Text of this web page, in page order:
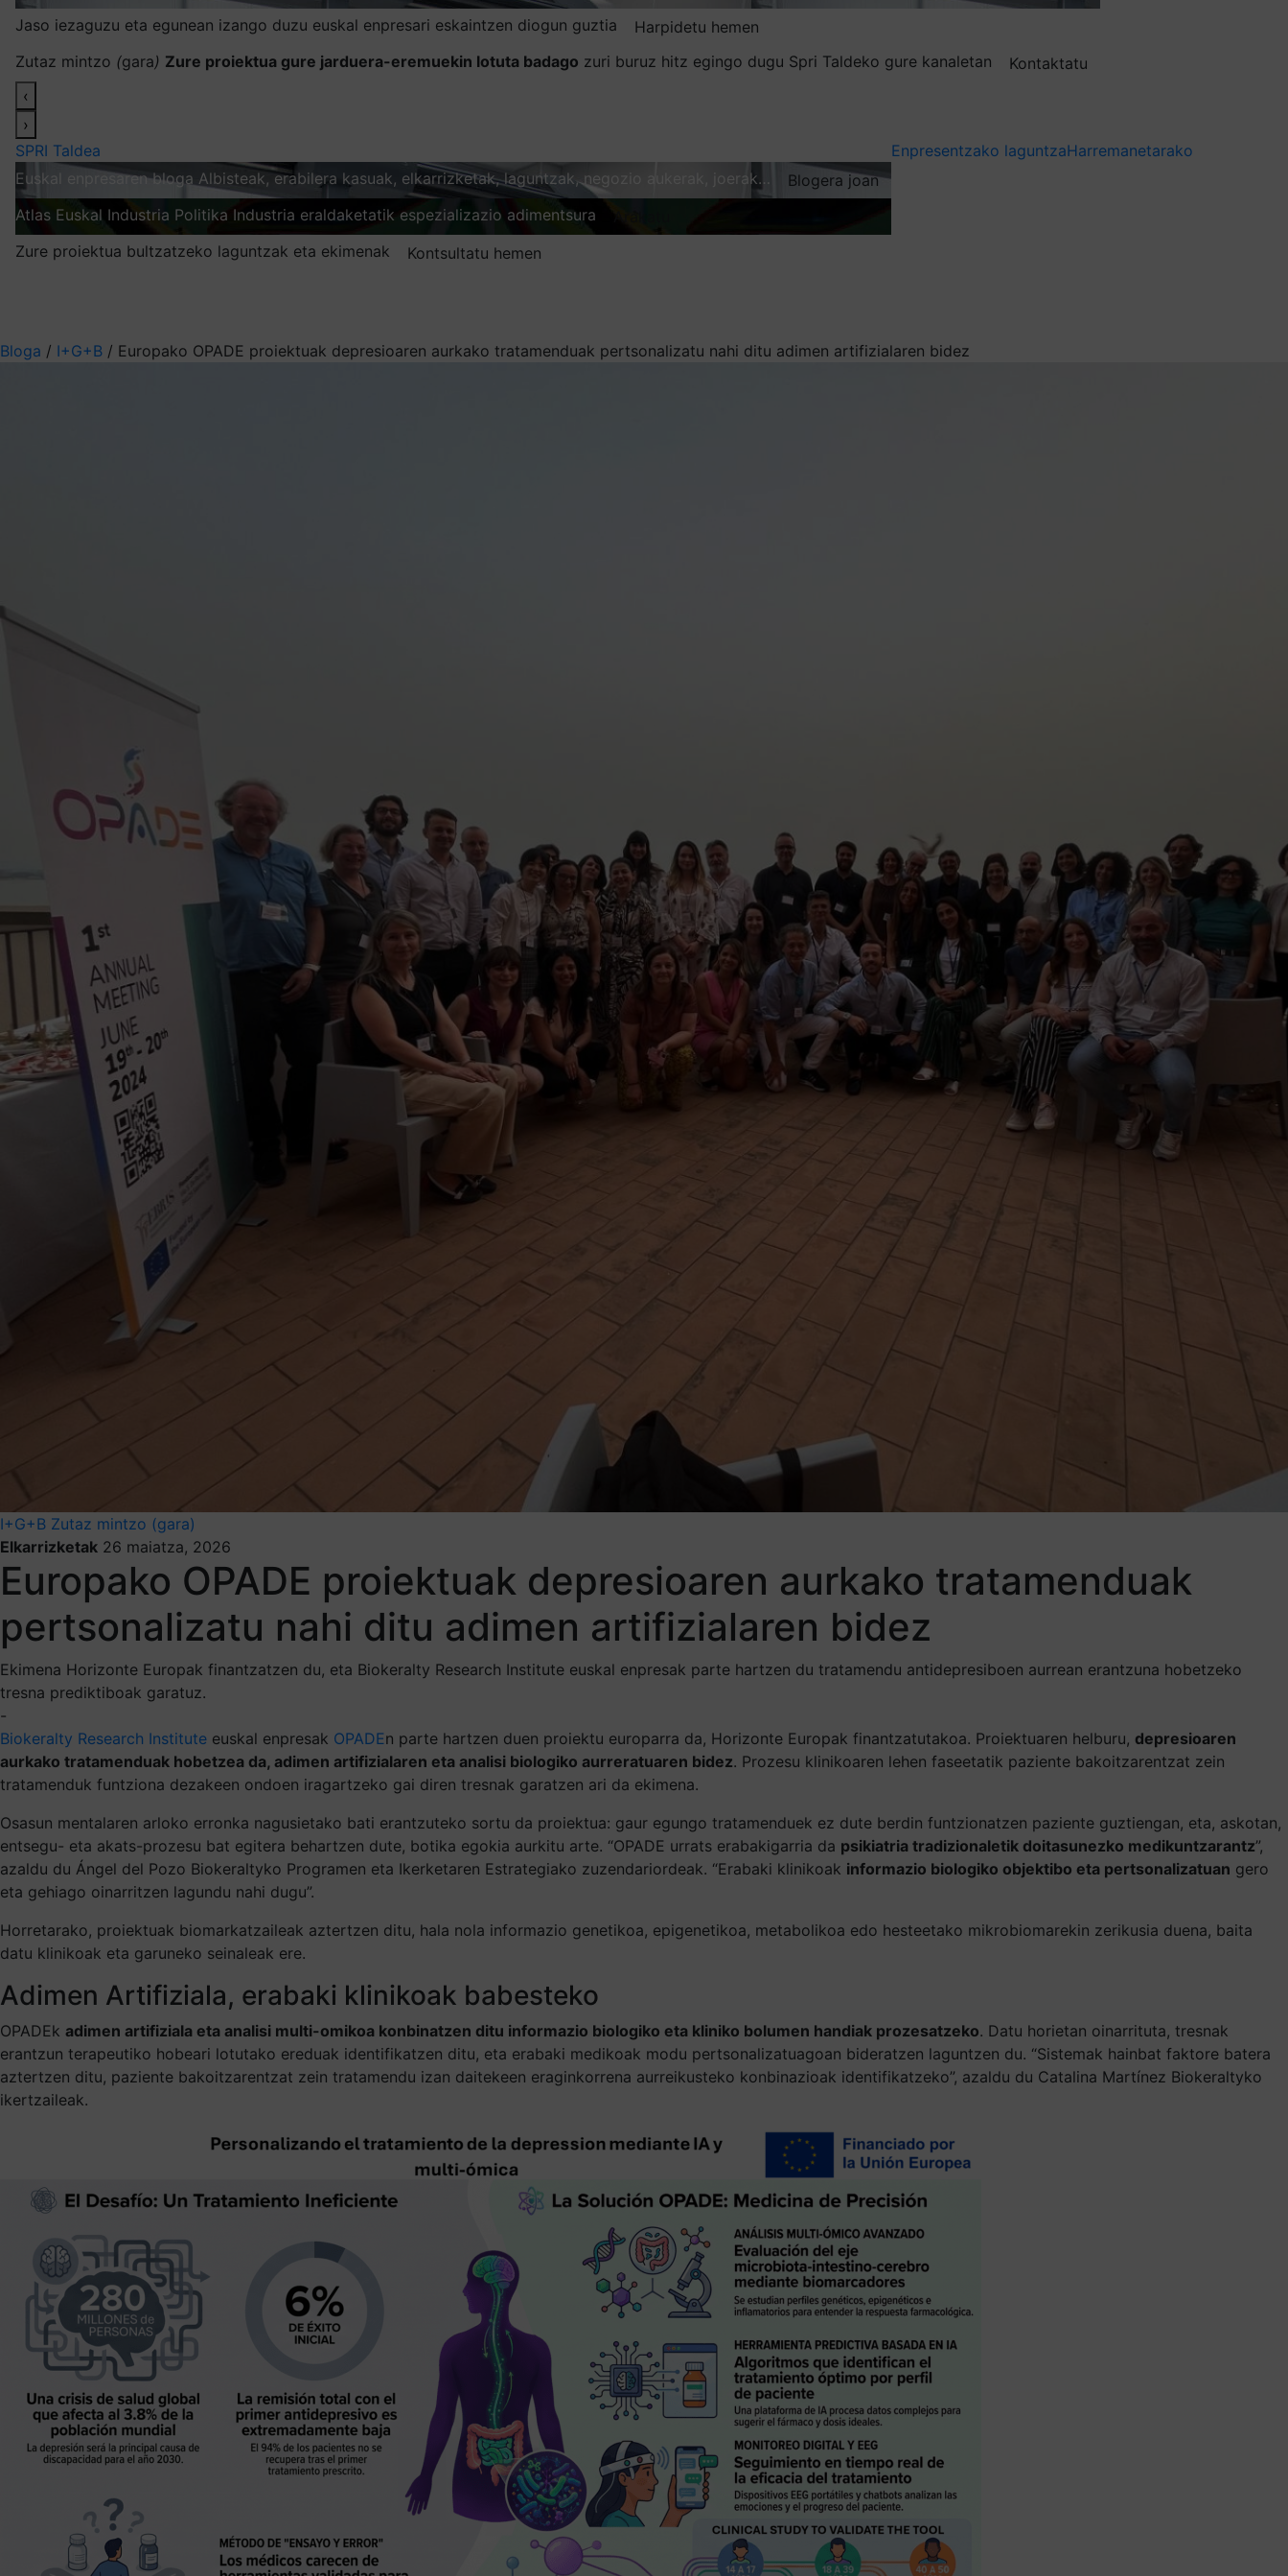
Jaso iezaguzu eta egunean izango duzu euskal enpresari eskaintzen diogun guztia
Harpidetu hemen
Zutaz mintzo (gara) Zure proiektua gure jarduera-eremuekin lotuta badago zuri buruz hitz egingo dugu Spri Taldeko gure kanaletan
Kontaktatu
‹
›
SPRI Taldea
Euskal enpresaren bloga Albisteak, erabilera kasuak, elkarrizketak, laguntzak, negozio aukerak, joerak…
Blogera joan
Atlas Euskal Industria Politika Industria eraldaketatik espezializazio adimentsura
Zure proiektua bultzatzeko laguntzak eta ekimenak
Kontsultatu hemen
Enpresentzako laguntzaHarremanetarako
Bloga / I+G+B / Europako OPADE proiektuak depresioaren aurkako tratamenduak pertsonalizatu nahi ditu adimen artifizialaren bidez
I+G+B Zutaz mintzo (gara)
Elkarrizketak 26 maiatza, 2026
Europako OPADE proiektuak depresioaren aurkako tratamenduak
pertsonalizatu nahi ditu adimen artifizialaren bidez
Ekimena Horizonte Europak finantzatzen du, eta Biokeralty Research Institute euskal enpresak parte hartzen du tratamendu antidepresiboen aurrean erantzuna hobetzeko
tresna prediktiboak garatuz.
-
Biokeralty Research Institute euskal enpresak OPADEn parte hartzen duen proiektu europarra da, Horizonte Europak finantzatutakoa. Proiektuaren helburu, depresioaren
aurkako tratamenduak hobetzea da, adimen artifizialaren eta analisi biologiko aurreratuaren bidez. Prozesu klinikoaren lehen faseetatik paziente bakoitzarentzat zein
tratamenduk funtziona dezakeen ondoen iragartzeko gai diren tresnak garatzen ari da ekimena.
Osasun mentalaren arloko erronka nagusietako bati erantzuteko sortu da proiektua: gaur egungo tratamenduek ez dute berdin funtzionatzen paziente guztiengan, eta, askotan,
entsegu- eta akats-prozesu bat egitera behartzen dute, botika egokia aurkitu arte. “OPADE urrats erabakigarria da psikiatria tradizionaletik doitasunezko medikuntzarantz”,
azaldu du Ángel del Pozo Biokeraltyko Programen eta Ikerketaren Estrategiako zuzendariordeak. “Erabaki klinikoak informazio biologiko objektibo eta pertsonalizatuan gero
eta gehiago oinarritzen lagundu nahi dugu”.
Horretarako, proiektuak biomarkatzaileak aztertzen ditu, hala nola informazio genetikoa, epigenetikoa, metabolikoa edo hesteetako mikrobiomarekin zerikusia duena, baita
datu klinikoak eta garuneko seinaleak ere.
Adimen Artifiziala, erabaki klinikoak babesteko
OPADEk adimen artifiziala eta analisi multi-omikoa konbinatzen ditu informazio biologiko eta kliniko bolumen handiak prozesatzeko. Datu horietan oinarrituta, tresnak
erantzun terapeutiko hobeari lotutako ereduak identifikatzen ditu, eta erabaki medikoak modu pertsonalizatuagoan bideratzen laguntzen du. “Sistemak hainbat faktore batera
aztertzen ditu, paziente bakoitzarentzat zein tratamendu izan daitekeen eraginkorrena aurreikusteko konbinazioak identifikatzeko”, azaldu du Catalina Martínez Biokeraltyko
ikertzaileak.